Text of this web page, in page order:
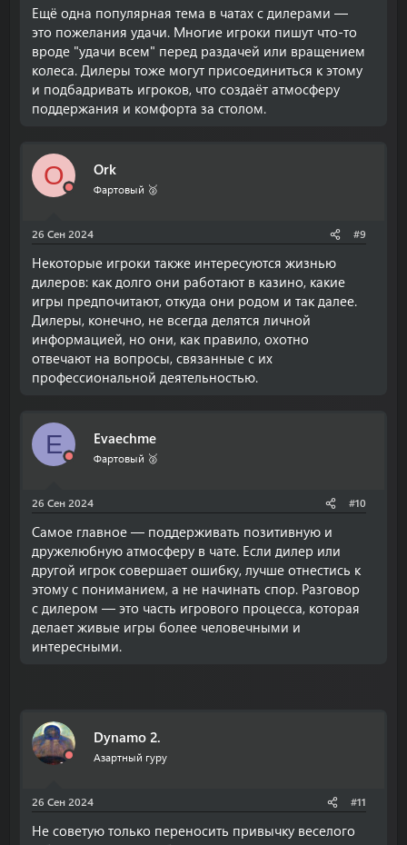
Ещё одна популярная тема в чатах с дилерами —
это пожелания удачи. Многие игроки пишут что-то
вроде "удачи всем" перед раздачей или вращением
колеса. Дилеры тоже могут присоединиться к этому
и подбадривать игроков, что создаёт атмосферу
поддержания и комфорта за столом.
O Ork
Фартовый 🥈
26 Сен 2024 #9
Некоторые игроки также интересуются жизнью
дилеров: как долго они работают в казино, какие
игры предпочитают, откуда они родом и так далее.
Дилеры, конечно, не всегда делятся личной
информацией, но они, как правило, охотно
отвечают на вопросы, связанные с их
профессиональной деятельностью.
E Evaechme
Фартовый 🥈
26 Сен 2024 #10
Самое главное — поддерживать позитивную и
дружелюбную атмосферу в чате. Если дилер или
другой игрок совершает ошибку, лучше отнестись к
этому с пониманием, а не начинать спор. Разговор
с дилером — это часть игрового процесса, которая
делает живые игры более человечными и
интересными.
Dynamo 2.
Азартный гуру
26 Сен 2024 #11
Не советую только переносить привычку веселого